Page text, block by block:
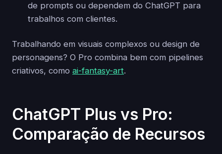
de prompts ou dependem do ChatGPT para
trabalhos com clientes.
Trabalhando em visuais complexos ou design de
personagens? O Pro combina bem com pipelines
criativos, como ai-fantasy-art.
ChatGPT Plus vs Pro:
Comparação de Recursos